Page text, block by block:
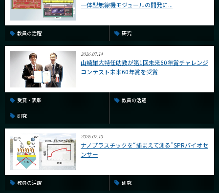
一体型無線機モジュールの開発に...
教員の活躍 研究
2026.07.14
山崎雄大特任助教が第1回未来60年賞チャレンジ
コンテスト未来60年賞を受賞
受賞・表彰 教員の活躍
研究
2026.07.10
ナノプラスチックを“捕まえて測る”SPRバイオセ
ンサー
教員の活躍 研究